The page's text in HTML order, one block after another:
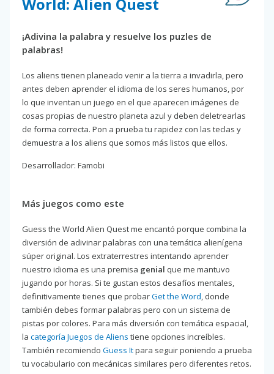
¡Adivina la palabra y resuelve los puzles de
palabras!
Los aliens tienen planeado venir a la tierra a invadirla, pero
antes deben aprender el idioma de los seres humanos, por
lo que inventan un juego en el que aparecen imágenes de
cosas propias de nuestro planeta azul y deben deletrearlas
de forma correcta. Pon a prueba tu rapidez con las teclas y
demuestra a los aliens que somos más listos que ellos.
Desarrollador: Famobi
Más juegos como este
Guess the World Alien Quest me encantó porque combina la
diversión de adivinar palabras con una temática alienígena
súper original. Los extraterrestres intentando aprender
nuestro idioma es una premisa genial que me mantuvo
jugando por horas. Si te gustan estos desafíos mentales,
definitivamente tienes que probarGet the Word, donde
también debes formar palabras pero con un sistema de
pistas por colores. Para más diversión con temática espacial,
la categoría Juegos de Aliens tiene opciones increíbles.
También recomiendo Guess Itpara seguir poniendo a prueba
tu vocabulario con mecánicas similares pero diferentes retos.